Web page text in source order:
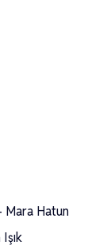
Mara Hatun